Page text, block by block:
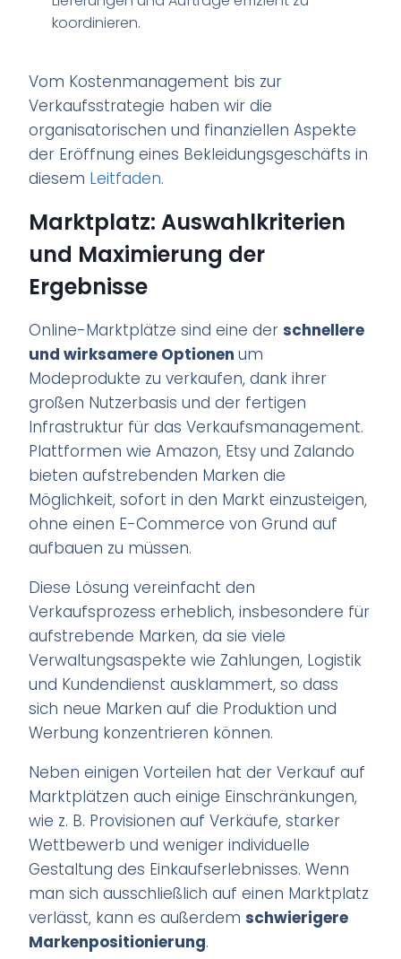
koordinieren.
Vom Kostenmanagement bis zur
Verkaufsstrategie haben wir die
organisatorischen und finanziellen Aspekte
der Eröffnung eines Bekleidungsgeschäfts in
diesem Leitfaden.
Marktplatz: Auswahlkriterien
und Maximierung der
Ergebnisse
Online-Marktplätze sind eine derschnellere
und wirksamere Optionenum
Modeprodukte zu verkaufen, dank ihrer
großen Nutzerbasis und der fertigen
Infrastruktur für das Verkaufsmanagement.
Plattformen wie Amazon, Etsy und Zalando
bieten aufstrebenden Marken die
Möglichkeit, sofort in den Markt einzusteigen,
ohne einen E-Commerce von Grund auf
aufbauen zu müssen.
Diese Lösung vereinfacht den
Verkaufsprozess erheblich, insbesondere für
aufstrebende Marken, da sie viele
Verwaltungsaspekte wie Zahlungen, Logistik
und Kundendienst ausklammert, so dass
sich neue Marken auf die Produktion und
Werbung konzentrieren können.
Neben einigen Vorteilen hat der Verkauf auf
Marktplätzen auch einige Einschränkungen,
wie z. B. Provisionen auf Verkäufe, starker
Wettbewerb und weniger individuelle
Gestaltung des Einkaufserlebnisses. Wenn
man sich ausschließlich auf einen Marktplatz
verlässt, kann es außerdemschwierigere
Markenpositionierung.